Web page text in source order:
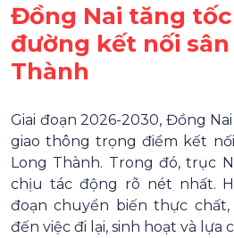
Đồng Nai tăng
đường kết nối
Thành
Giai đoạn 2026-2030, Đồng
giao thông trọng điểm kết
Long Thành. Trong đó, trục
chịu tác động rõ nét nhất.
đoạn chuyển biến thực
đến việc đi lại, sinh hoạt và lựa